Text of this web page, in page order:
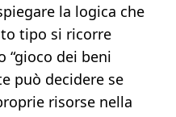
la logica che
tipo si ricorre
“gioco dei beni
può decidere se
risorse nella